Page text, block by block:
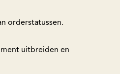
orderstatussen.
uitbreiden en